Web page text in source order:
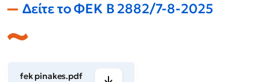
Δείτε το ΦΕΚ Β 2882/7-8-2025
fek pinakes.pdf